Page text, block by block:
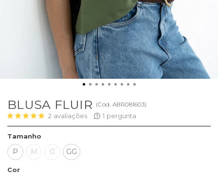
BLUSA FLUIR (Cód. ABR081603)
2 avaliações 1 pergunta
Tamanho
P M G GG
Cor